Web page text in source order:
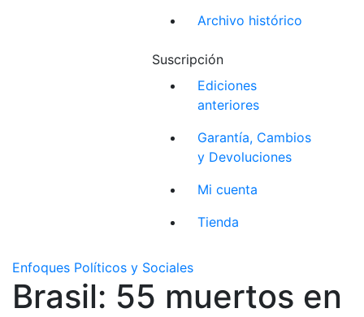
Archivo histórico
Suscripción
Ediciones
anteriores
Garantía, Cambios
y Devoluciones
Mi cuenta
Tienda
Enfoques Políticos y Sociales
Brasil: 55 muertos en